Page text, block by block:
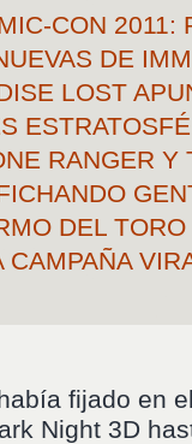
CON 2011:
DE
LOST
RANGER Y
DEL TORO
CAMPAÑA
fijado en
Night 3D